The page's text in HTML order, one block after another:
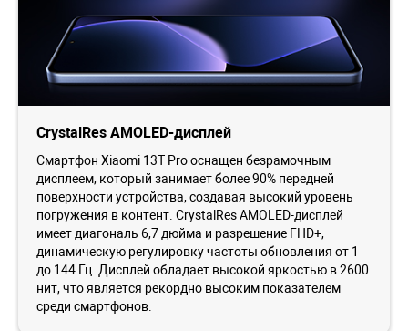
CrystalRes AMOLED-дисплей
Смартфон Xiaomi 13T Pro оснащен безрамочным
дисплеем, который занимает более 90% передней
поверхности устройства, создавая высокий уровень
погружения в контент. CrystalRes AMOLED-дисплей
имеет диагональ 6,7 дюйма и разрешение FHD+,
динамическую регулировку частоты обновления от 1
до 144 Гц. Дисплей обладает высокой яркостью в 2600
нит, что является рекордно высоким показателем
среди смартфонов.